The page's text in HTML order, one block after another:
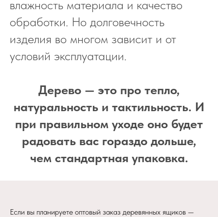
влажность материала и качество
обработки. Но долговечность
изделия во многом зависит и от
условий эксплуатации.
Дерево — это про тепло,
натуральность и тактильность. И
при правильном уходе оно будет
радовать вас гораздо дольше,
чем стандартная упаковка.
Если вы планируете оптовый заказ деревянных ящиков —